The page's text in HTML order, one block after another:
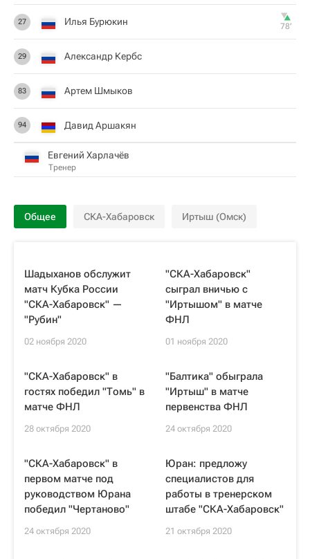
27 Илья Бурюкин 78‎’‎
29 Александр Кербс
83 Артем Шмыков
94 Давид Аршакян
Евгений Харлачёв
Тренер
Общее СКА-Хабаровск Иртыш (Омск)
Шадыханов обслужит
матч Кубка России
"СКА-Хабаровск" —
"Рубин"
02 ноября 2020
"СКА-Хабаровск"
сыграл вничью с
"Иртышом" в матче
ФНЛ
01 ноября 2020
"СКА-Хабаровск" в
гостях победил "Томь" в
матче ФНЛ
28 октября 2020
"Балтика" обыграла
"Иртыш" в матче
первенства ФНЛ
24 октября 2020
"СКА-Хабаровск" в
первом матче под
руководством Юрана
победил "Чертаново"
24 октября 2020
Юран: предложу
специалистов для
работы в тренерском
штабе "СКА-Хабаровск"
21 октября 2020